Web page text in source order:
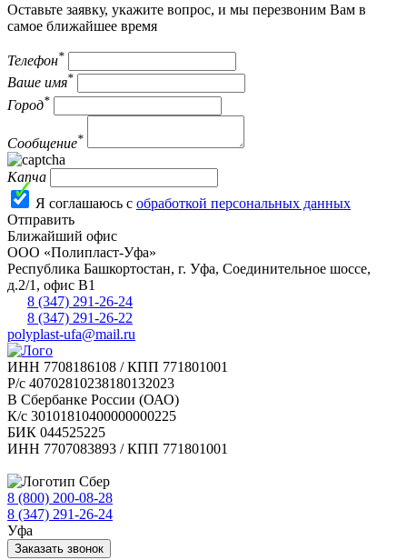
Оставьте заявку, укажите вопрос, и мы перезвоним Вам в
самое ближайшее время
Телефон*
Ваше имя*
Город*
Сообщение*
Капча
Я соглашаюсь с обработкой персональных данных
Отправить
Ближайший офис
ООО «Полипласт-Уфа»
Республика Башкортостан, г. Уфа, Соединительное шоссе,
д.2/1, офис В1
8 (347) 291-26-24
8 (347) 291-26-22
polyplast-ufa@mail.ru
ИНН 7708186108 / КПП 771801001
Р/с 40702810238180132023
В Сбербанке России (ОАО)
К/с 30101810400000000225
БИК 044525225
ИНН 7707083893 / КПП 771801001
8 (800) 200-08-28
8 (347) 291-26-24
Уфа
Заказать звонок